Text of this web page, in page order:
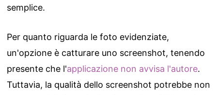
semplice.
Per quanto riguarda le foto evidenziate,
un'opzione è catturare uno screenshot, tenendo
presente che l'applicazione non avvisa l'autore.
Tuttavia, la qualità dello screenshot potrebbe non